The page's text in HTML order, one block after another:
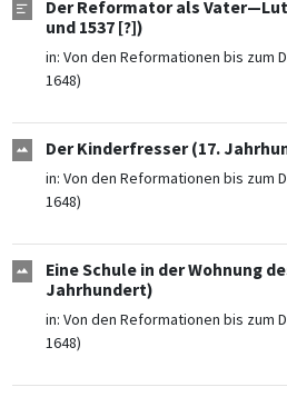
Der Reformator als
und 1537 [?])
in: Von den Reformationen bis zum
1648)
Der Kinderfresser (17.
in: Von den Reformationen bis zum
1648)
Eine Schule in der Wohnung
Jahrhundert)
in: Von den Reformationen bis zum
1648)